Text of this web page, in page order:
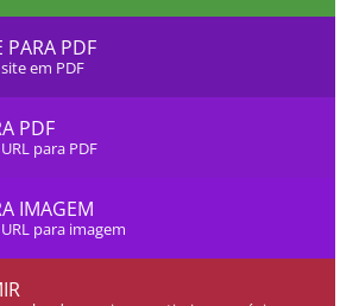
PARA PDF
em PDF
PDF
para PDF
IMAGEM
para imagem